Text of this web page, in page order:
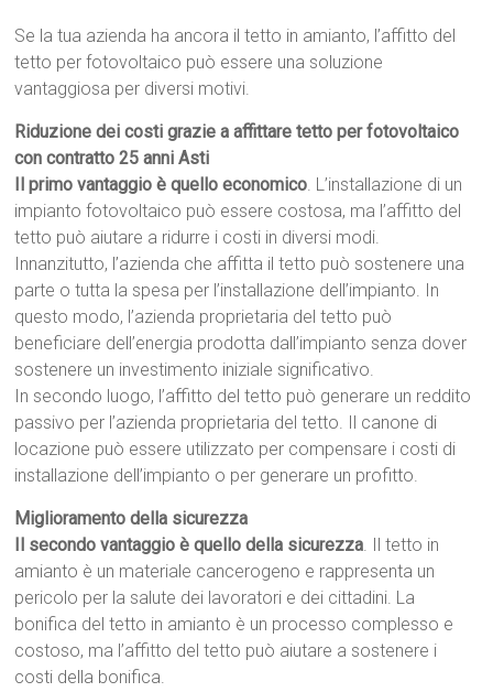
Se la tua azienda ha ancora il tetto in amianto, l’affitto del
tetto per fotovoltaico può essere una soluzione
vantaggiosa per diversi motivi.
Riduzione dei costi grazie a affittare tetto per fotovoltaico
con contratto 25 anni Asti
Il primo vantaggio è quello economico. L’installazione di un
impianto fotovoltaico può essere costosa, ma l’affitto del
tetto può aiutare a ridurre i costi in diversi modi.
Innanzitutto, l’azienda che affitta il tetto può sostenere una
parte o tutta la spesa per l’installazione dell’impianto. In
questo modo, l’azienda proprietaria del tetto può
beneficiare dell’energia prodotta dall’impianto senza dover
sostenere un investimento iniziale significativo.
In secondo luogo, l’affitto del tetto può generare un reddito
passivo per l’azienda proprietaria del tetto. Il canone di
locazione può essere utilizzato per compensare i costi di
installazione dell’impianto o per generare un profitto.
Miglioramento della sicurezza
Il secondo vantaggio è quello della sicurezza. Il tetto in
amianto è un materiale cancerogeno e rappresenta un
pericolo per la salute dei lavoratori e dei cittadini. La
bonifica del tetto in amianto è un processo complesso e
costoso, ma l’affitto del tetto può aiutare a sostenere i
costi della bonifica.